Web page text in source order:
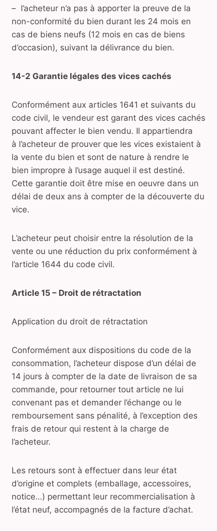
– l’acheteur n’a pas à apporter la preuve de la
non-conformité du bien durant les 24 mois en
cas de biens neufs (12 mois en cas de biens
d’occasion), suivant la délivrance du bien.
14-2 Garantie légales des vices cachés
Conformément aux articles 1641 et suivants du
code civil, le vendeur est garant des vices cachés
pouvant affecter le bien vendu. Il appartiendra
à l’acheteur de prouver que les vices existaient à
la vente du bien et sont de nature à rendre le
bien impropre à l’usage auquel il est destiné.
Cette garantie doit être mise en oeuvre dans un
délai de deux ans à compter de la découverte du
vice.
L’acheteur peut choisir entre la résolution de la
vente ou une réduction du prix conformément à
l’article 1644 du code civil.
Article 15 – Droit de rétractation
Application du droit de rétractation
Conformément aux dispositions du code de la
consommation, l’acheteur dispose d’un délai de
14 jours à compter de la date de livraison de sa
commande, pour retourner tout article ne lui
convenant pas et demander l’échange ou le
remboursement sans pénalité, à l’exception des
frais de retour qui restent à la charge de
l’acheteur.
Les retours sont à effectuer dans leur état
d’origine et complets (emballage, accessoires,
notice…) permettant leur recommercialisation à
l’état neuf, accompagnés de la facture d’achat.